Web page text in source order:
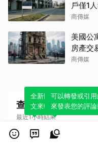
戶僅1
商傳媒
美國公
房產交
商傳媒
查看更多100室內
最近1小時結果
冷
全新體驗！一鍵引用
文來輕鬆表達個人立場
可以轉發或引
來發表您的評論